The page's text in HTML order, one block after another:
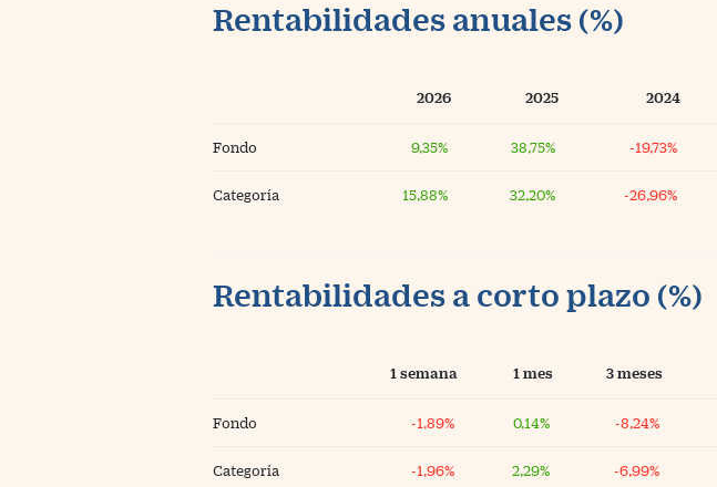
Rentabilidades anuales (%)
2026 2025 2024
Fondo 9,35% 38,75% -19,73%
Categoría 15,88% 32,20% -26,96%
Rentabilidades a corto plazo (%)
1 semana 1 mes 3 meses
Fondo -1,89% 0,14% -8,24%
Categoría -1,96% 2,29% -6,99%